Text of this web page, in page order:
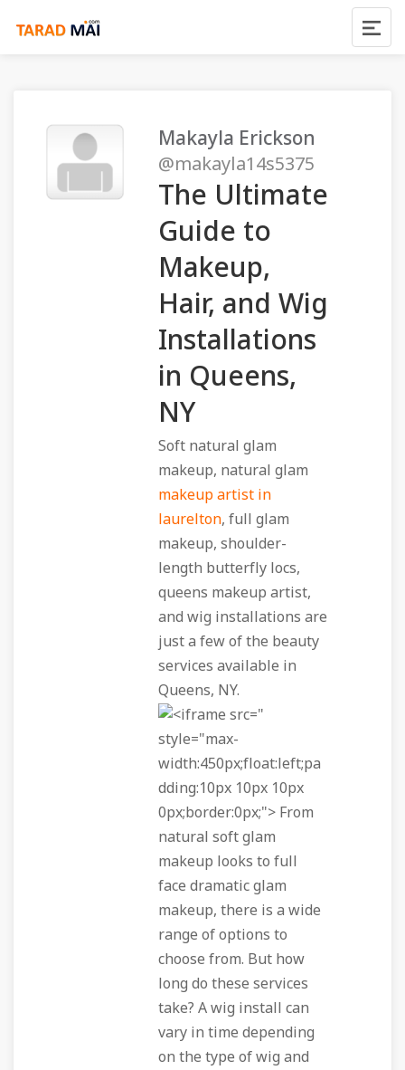
Makayla Erickson
@makayla14s5375
The Ultimate
Guide to
Makeup,
Hair, and Wig
Installations
in Queens,
NY
Soft natural glam
makeup, natural glam
makeup artist in
laurelton, full glam
makeup, shoulder-
length butterfly locs,
queens makeup artist,
and wig installations are
just a few of the beauty
services available in
Queens, NY.
"
style="max-
width:450px;float:left;pa
dding:10px 10px 10px
0px;border:0px;"> From
natural soft glam
makeup looks to full
face dramatic glam
makeup, there is a wide
range of options to
choose from. But how
long do these services
take? A wig install can
vary in time depending
on the type of wig and